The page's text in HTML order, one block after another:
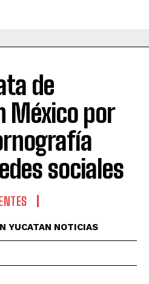
de
México por
sociales
YUCATAN NOTICIAS